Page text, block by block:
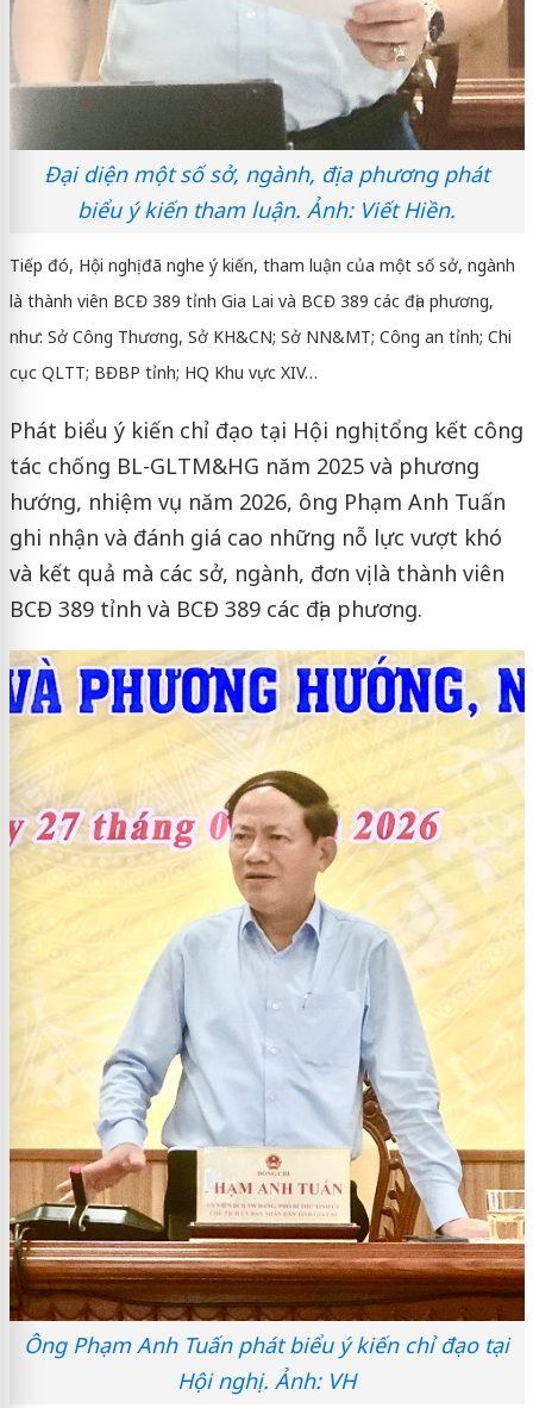
Đại diện một số sở, ngành, địa phương phát
biểu ý kiến tham luận. Ảnh: Viết Hiền.
Tiếp đó, Hội nghị đã nghe ý kiến, tham luận của một số sở, ngành
là thành viên BCĐ 389 tỉnh Gia Lai và BCĐ 389 các địa phương,
như: Sở Công Thương, Sở KH&CN; Sở NN&MT; Công an tỉnh; Chi
cục QLTT; BĐBP tỉnh; HQ Khu vực XIV…
Phát biểu ý kiến chỉ đạo tại Hội nghị tổng kết công
tác chống BL-GLTM&HG năm 2025 và phương
hướng, nhiệm vụ năm 2026, ông Phạm Anh Tuấn
ghi nhận và đánh giá cao những nỗ lực vượt khó
và kết quả mà các sở, ngành, đơn vị là thành viên
BCĐ 389 tỉnh và BCĐ 389 các địa phương.
Ông Phạm Anh Tuấn phát biểu ý kiến chỉ đạo tại
Hội nghị. Ảnh: VH